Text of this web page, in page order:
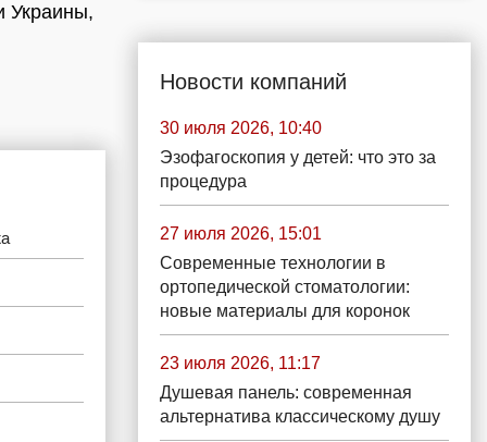
Украины,
Новости компаний
30 июля 2026, 10:40
Эзофагоскопия у детей: что это за
процедура
27 июля 2026, 15:01
Современные технологии в
ортопедической стоматологии:
новые материалы для коронок
23 июля 2026, 11:17
Душевая панель: современная
альтернатива классическому душу